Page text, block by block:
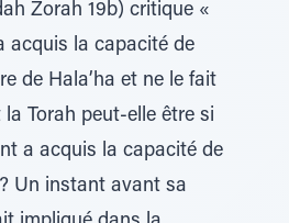
Zorah 19b) critique «
acquis la capacité de
de Hala’ha et ne le fait
Torah peut-elle être si
a acquis la capacité de
Un instant avant sa